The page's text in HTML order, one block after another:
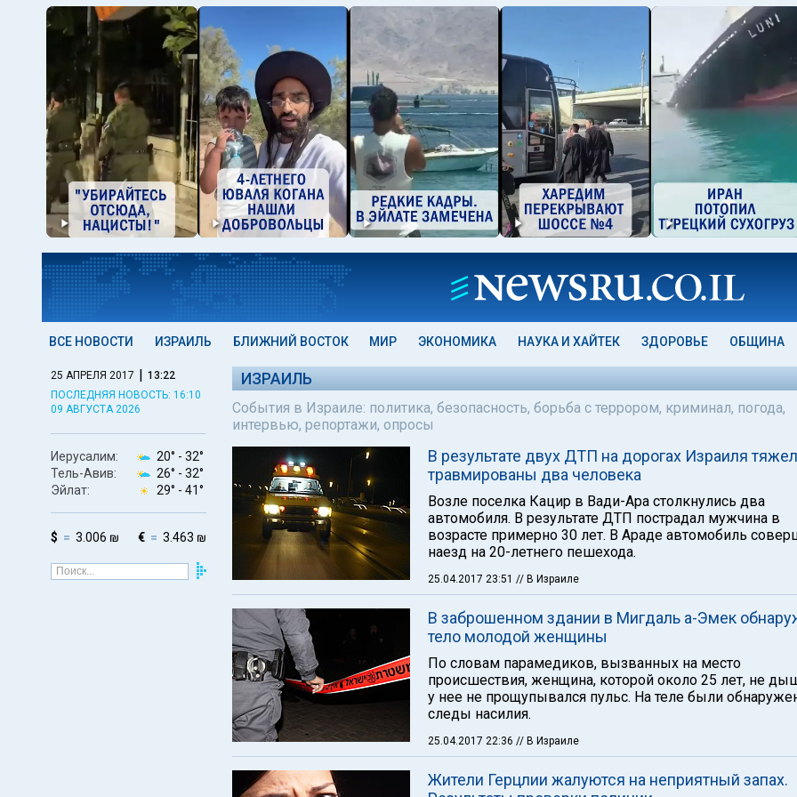
ВСЕ НОВОСТИ ИЗРАИЛЬ БЛИЖНИЙ ВОСТОК МИР ЭКОНОМИКА НАУКА И ХАЙТЕК ЗДОРОВЬЕ ОБЩИНА
25 АПРЕЛЯ 2017 | 13:22
ПОСЛЕДНЯЯ НОВОСТЬ: 16:10
09 АВГУСТА 2026
Иерусалим: 20° - 32°
Тель-Авив:
26° - 32°
Эйлат:
29° - 41°
$ 3.006 ₪ € 3.463 ₪
ИЗРАИЛЬ
События в Израиле: политика, безопасность, борьба с террором, криминал, погода,
интервью, репортажи, опросы
В результате двух ДТП на дорогах Израиля
травмированы два человека
Возле поселка Кацир в Вади-Ара столкнулись два
автомобиля. В результате ДТП пострадал мужчина в
возрасте примерно 30 лет. В Араде автомобиль
наезд на 20-летнего пешехода.
25.04.2017 23:51 // В Израиле
В заброшенном здании в Мигдаль а-Эмек
тело молодой женщины
По словам парамедиков, вызванных на место
происшествия, женщина, которой около 25 лет, не
у нее не прощупывался пульс. На теле были
следы насилия.
25.04.2017 22:36 // В Израиле
Жители Герцлии жалуются на неприятный запах.